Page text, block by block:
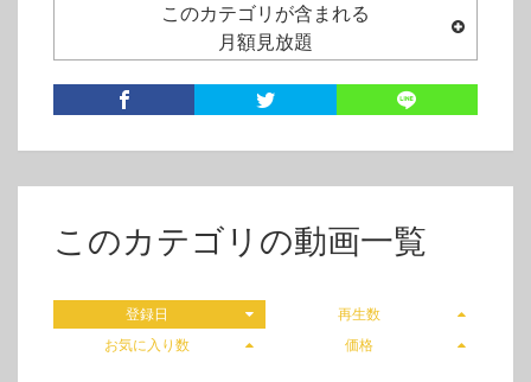
このカテゴリが含まれる
月額見放題
このカテゴリの動画一覧
登録日
再生数
お気に入り数
価格